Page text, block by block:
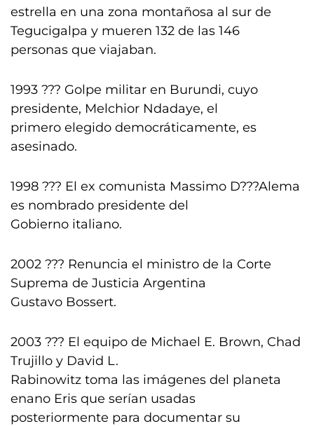
estrella en una zona montañosa al sur de
Tegucigalpa y mueren 132 de las 146
personas que viajaban.
1993 ??? Golpe militar en Burundi, cuyo
presidente, Melchior Ndadaye, el
primero elegido democráticamente, es
asesinado.
1998 ??? El ex comunista Massimo D???Alema
es nombrado presidente del
Gobierno italiano.
2002 ??? Renuncia el ministro de la Corte
Suprema de Justicia Argentina
Gustavo Bossert.
2003 ??? El equipo de Michael E. Brown, Chad
Trujillo y David L.
Rabinowitz toma las imágenes del planeta
enano Eris que serían usadas
posteriormente para documentar su